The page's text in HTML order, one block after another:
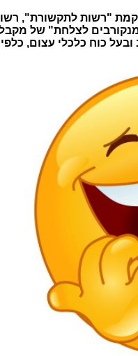
"רשות לתקשורת",
לצלחת" של
כוח כלכלי עצום, כלפי